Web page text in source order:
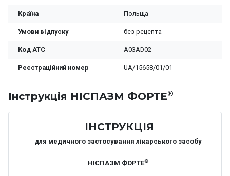
Країна Польща
Умови відпуску без рецепта
Код ATC A03AD02
Реєстраційний номер UA/15658/01/01
Iнструкція НІСПАЗМ ФОРТЕ®
ІНСТРУКЦІЯ
для медичного застосування лікарського засобу
НІСПАЗМ ФОРТЕ®